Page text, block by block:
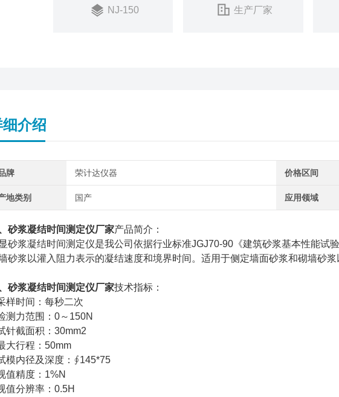
NJ-150 生产厂家
介绍
牌 荣计达仪器 价格区间
地类别 国产 应用领域
砂浆凝结时间测定仪厂家产品简介：
砂浆凝结时间测定仪是我公司依据行业标准JGJ70-90《建筑砂浆基本性能试
砂浆以灌入阻力表示的凝结速度和境界时间。适用于侧定墙面砂浆和砌墙砂
砂浆凝结时间测定仪厂家技术指标：
样时间：每秒二次
测力范围：0～150N
针截面积：30mm2
大行程：50mm
模内径及深度：∮145*75
值精度：1%N
值分辨率：0.5H